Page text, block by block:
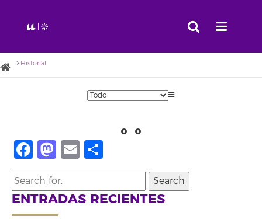
Historial
Facebook
Mastodon
Email
Search
for:
ENTRADAS RECIENTES